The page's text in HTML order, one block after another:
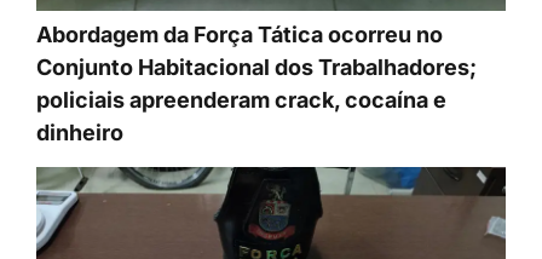
Abordagem da Força Tática ocorreu no
Conjunto Habitacional dos Trabalhadores;
policiais apreenderam crack, cocaína e
dinheiro